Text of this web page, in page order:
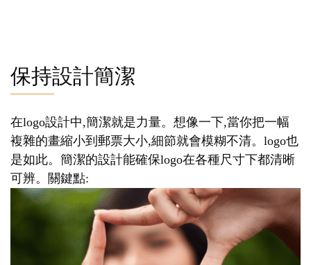
保持設計簡潔
在logo設計中,簡潔就是力量。想像一下,當你把一幅
複雜的畫縮小到郵票大小,細節就會模糊不清。logo也
是如此。簡潔的設計能確保logo在各種尺寸下都清晰
可辨。關鍵點: